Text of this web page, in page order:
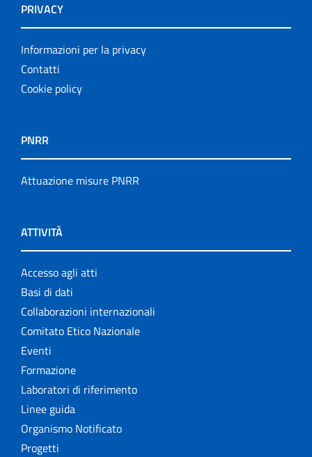
PRIVACY
Informazioni per la privacy
Contatti
Cookie policy
PNRR
Attuazione misure PNRR
ATTIVITÀ
Accesso agli atti
Basi di dati
Collaborazioni internazionali
Comitato Etico Nazionale
Eventi
Formazione
Laboratori di riferimento
Linee guida
Organismo Notificato
Progetti